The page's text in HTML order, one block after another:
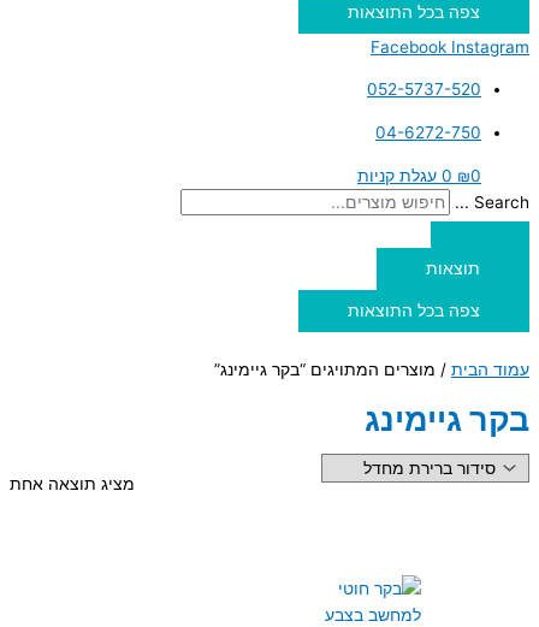
צפה בכל התוצאות
Facebook Instagram
052-5737-520
04-6272-750
₪0
0 עגלת קניות
Search ...
תוצאות
צפה בכל התוצאות
עמוד הבית / מוצרים המתויגים “בקר גיימינג”
בקר גיימינג
מציג תוצאה אחת